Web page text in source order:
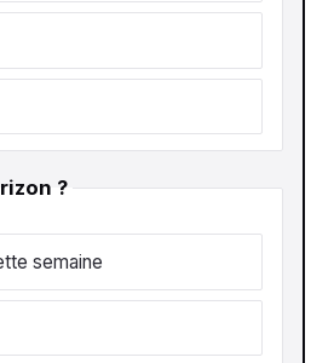
?
semaine